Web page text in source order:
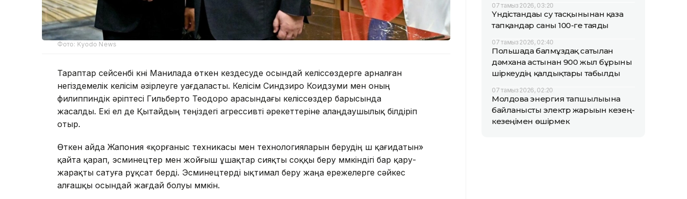
Фото: Kyodo News
Тараптар сейсенбі күні Манилада өткен кездесуде осындай келіссөздерге арналған
негіздемелік келісім әзірлеуге уағдаласты. Келісім Синдзиро Коидзуми мен оның
филиппиндік әріптесі Гильберто Теодоро арасындағы келіссөздер барысында
жасалды. Екі ел де Қытайдың теңіздегі агрессивті әрекеттеріне алаңдаушылық білдіріп
отыр.
Өткен айда Жапония «қорғаныс техникасы мен технологияларын берудің үш қағидатын»
қайта қарап, эсминецтер мен жойғыш ұшақтар сияқты соққы беру мүмкіндігі бар қару-
жарақты сатуға рұқсат берді. Эсминецтерді ықтимал беру жаңа ережелерге сәйкес
алғашқы осындай жағдай болуы мүмкін.
07 тамыз 2026, 03:20
Үндістандағы су тасқынынан қаза
тапқандар саны 100-ге таяды
07 тамыз 2026, 02:40
Польшада балмұздақ сатылған
дәмхана астынан 900 жыл бұрынғы
шіркеудің қалдықтары табылды
07 тамыз 2026, 02:20
Молдова энергия тапшылығына
байланысты электр жарығын кезең-
кезеңімен өшірмек